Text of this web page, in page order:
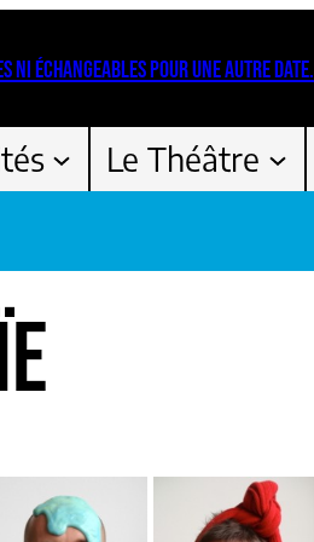
NI ÉCHANGEABLES POUR UNE AUTRE DATE.
Le Théâtre